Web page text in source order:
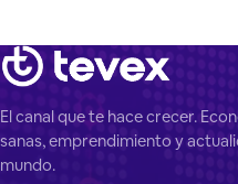
El canal que te hace crecer.
sanas, emprendimiento y
mundo.